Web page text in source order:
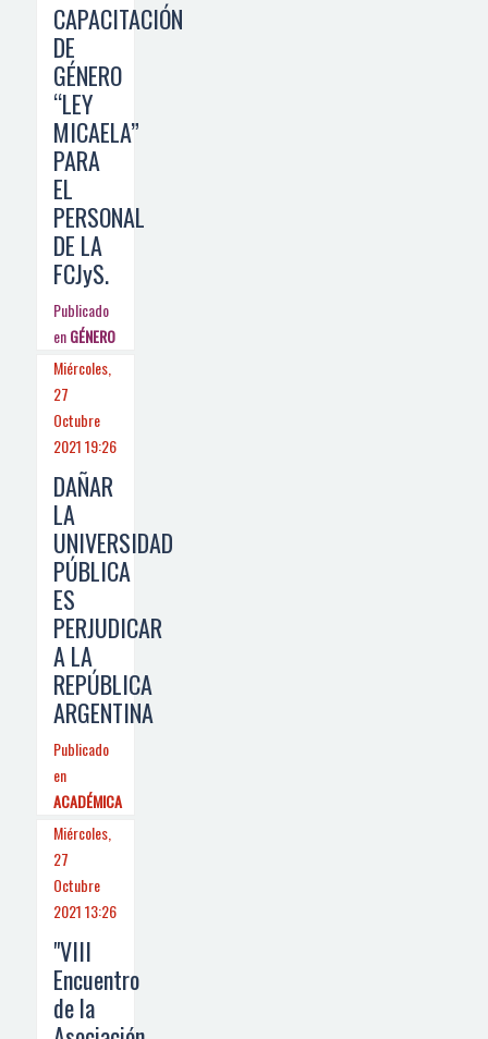
CAPACITACIÓN
DE
GÉNERO
“LEY
MICAELA”
PARA
EL
PERSONAL
DE LA
FCJyS.
Publicado
enGÉNERO
Miércoles,
27
Octubre
2021 19:26
DAÑAR
LA
UNIVERSIDAD
PÚBLICA
ES
PERJUDICAR
A LA
REPÚBLICA
ARGENTINA
Publicado
en
ACADÉMICA
Miércoles,
27
Octubre
2021 13:26
"VIII
Encuentro
de la